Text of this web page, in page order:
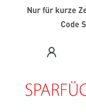
Nur für kurze
Code